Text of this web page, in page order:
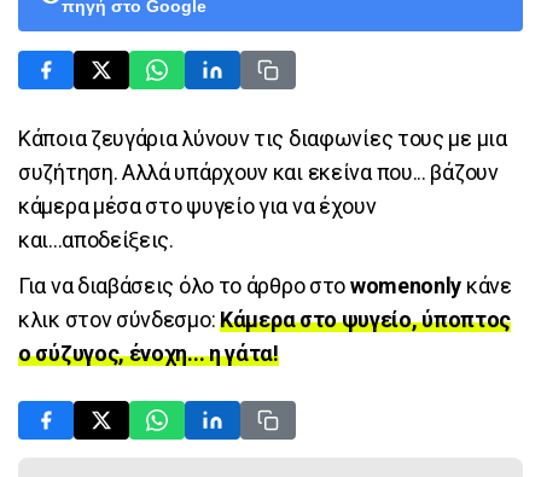
πηγή στο Google
Κάποια ζευγάρια λύνουν τις διαφωνίες τους με μια
συζήτηση. Αλλά υπάρχουν και εκείνα που... βάζουν
κάμερα μέσα στο ψυγείο για να έχουν
και...αποδείξεις.
Για να διαβάσεις όλο το άρθρο στοwomenonly κάνε
κλικ στον σύνδεσμο:Κάμερα στο ψυγείο, ύποπτος
ο σύζυγος, ένοχη... η γάτα!